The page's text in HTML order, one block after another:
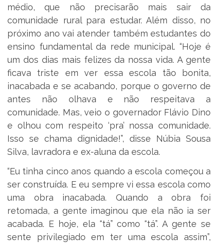
médio, que não precisarão mais sair da
comunidade rural para estudar. Além disso, no
próximo ano vai atender também estudantes do
ensino fundamental da rede municipal. “Hoje é
um dos dias mais felizes da nossa vida. A gente
ficava triste em ver essa escola tão bonita,
inacabada e se acabando, porque o governo de
antes não olhava e não respeitava a
comunidade. Mas, veio o governador Flávio Dino
e olhou com respeito ‘pra’ nossa comunidade.
Isso se chama dignidade!”, disse Núbia Sousa
Silva, lavradora e ex-aluna da escola.
“Eu tinha cinco anos quando a escola começou a
ser construída. E eu sempre vi essa escola como
uma obra inacabada. Quando a obra foi
retomada, a gente imaginou que ela não ia ser
acabada. E hoje, ela “tá” como “tá”. A gente se
sente privilegiado em ter uma escola assim”,